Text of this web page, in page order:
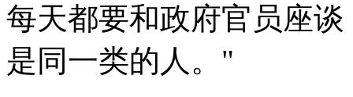
每天都要和政府官员座
是同一类的人。"